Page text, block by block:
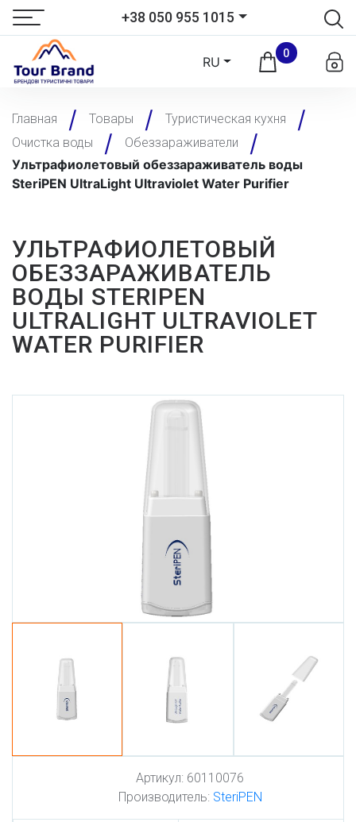
+38 050 955 1015
RU
0
Главная Товары
Туристическая кухня
Очистка воды
Обеззараживатели
Ультрафиолетовый обеззараживатель воды
SteriPEN UltraLight Ultraviolet Water Purifier
УЛЬТРАФИОЛЕТОВЫЙ
ОБЕЗЗАРАЖИВАТЕЛЬ
ВОДЫ STERIPEN
ULTRALIGHT ULTRAVIOLET
WATER PURIFIER
Артикул: 60110076
Производитель: SteriPEN